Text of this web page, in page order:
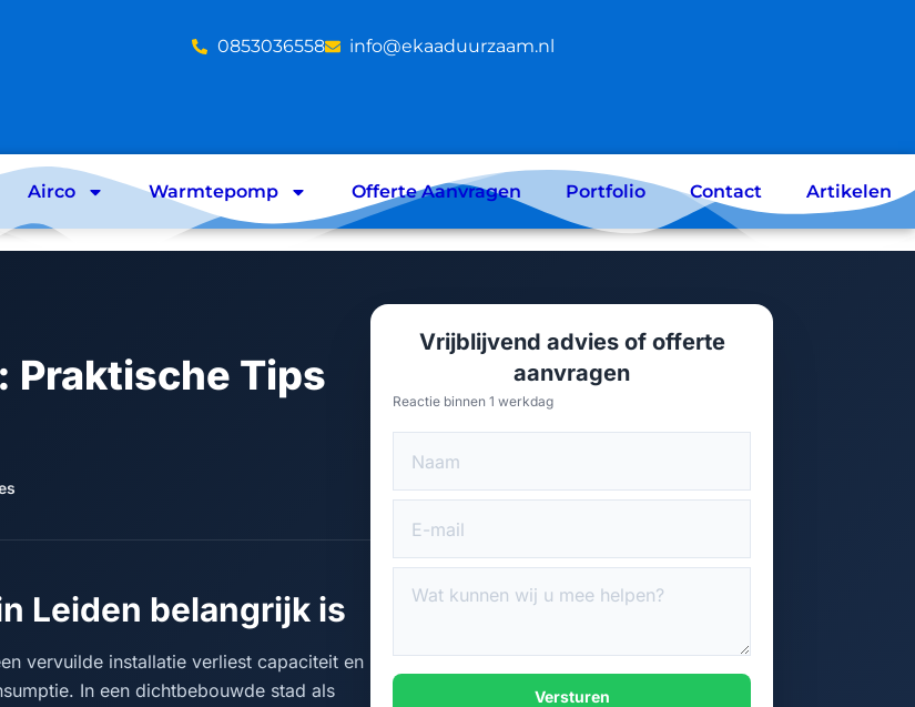
‪0853036558 info@ekaaduurzaam.nl
Airco Warmtepomp Offerte Aanvragen Portfolio Contact Artikelen
Praktische Tips
Leiden belangrijk is
vervuilde installatie verliest capaciteit en
In een dichtbebouwde stad als
Vrijblijvend advies of offerte
aanvragen
Reactie binnen 1 werkdag
Versturen